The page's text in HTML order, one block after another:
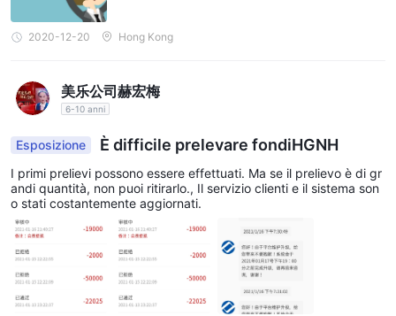
2020-12-20 Hong Kong
美乐公司赫宏梅
6-10 anni
Esposizione È difficile prelevare fondiHGNH
I primi prelievi possono essere effettuati. Ma se il prelievo è di gr
andi quantità, non puoi ritirarlo., Il servizio clienti e il sistema son
o stati costantemente aggiornati.